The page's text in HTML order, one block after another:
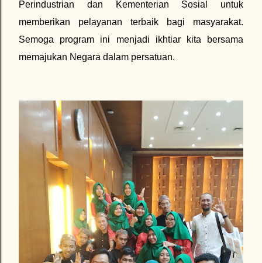
Perindustrian dan Kementerian Sosial untuk
memberikan pelayanan terbaik bagi masyarakat.
Semoga program ini menjadi ikhtiar kita bersama
memajukan Negara dalam persatuan.